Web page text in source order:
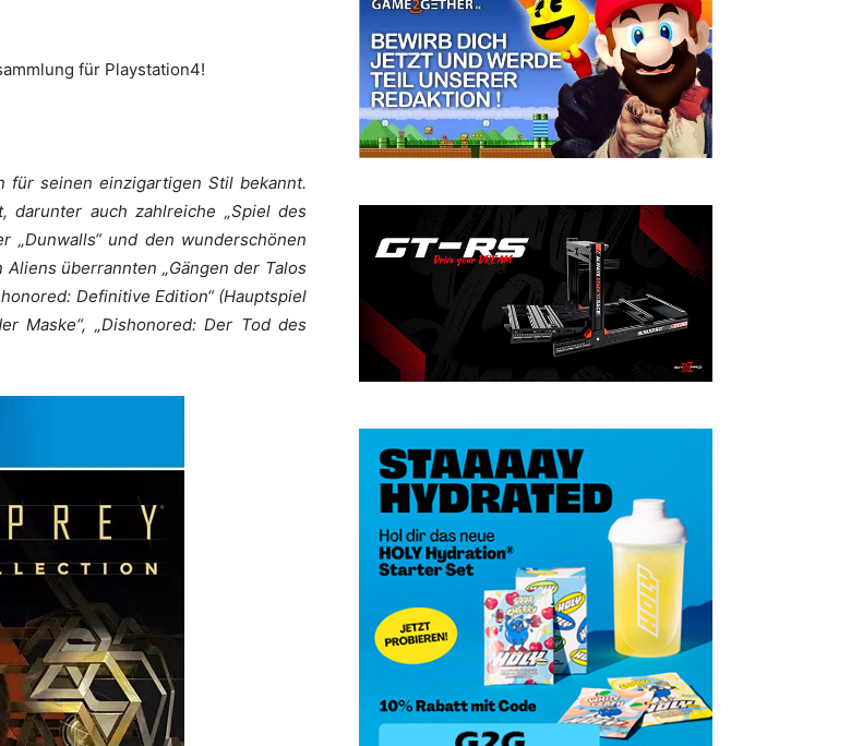
für Playstation4!
für seinen einzigartigen Stil bekannt.
auch zahlreiche „Spiel des
„Dunwalls“ und den wunderschönen
überrannten „Gängen der Talos
Definitive Edition“ (Hauptspiel
Maske“, „Dishonored: Der Tod des